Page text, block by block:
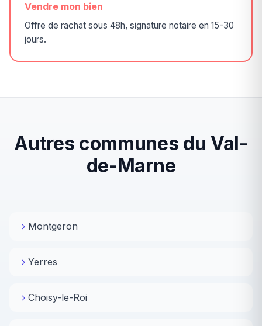
Vendre mon bien
Offre de rachat sous 48h, signature notaire en 15-30
jours.
Autres communes du Val-
de-Marne
Montgeron
Yerres
Choisy-le-Roi